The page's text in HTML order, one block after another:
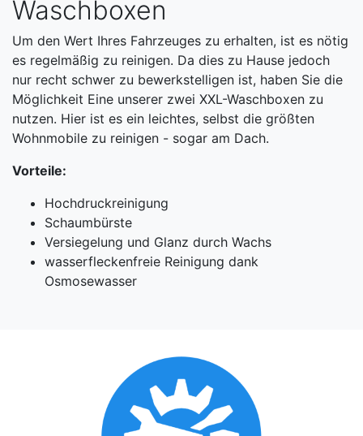
Waschboxen
Um den Wert Ihres Fahrzeuges zu erhalten, ist es nötig
es regelmäßig zu reinigen. Da dies zu Hause jedoch
nur recht schwer zu bewerkstelligen ist, haben Sie die
Möglichkeit Eine unserer zwei XXL-Waschboxen zu
nutzen. Hier ist es ein leichtes, selbst die größten
Wohnmobile zu reinigen - sogar am Dach.
Vorteile:
Hochdruckreinigung
Schaumbürste
Versiegelung und Glanz durch Wachs
wasserfleckenfreie Reinigung dank
Osmosewasser